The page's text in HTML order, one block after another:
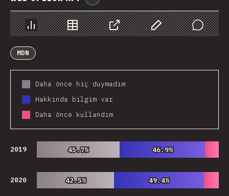
Chart Data Share Customize Data
Comments
MDN
Daha önce hiç duymadım
Hakkında bilgim var
Daha önce kullandım
2019 45.7%
45.7% 46.9%
46.9%
2020 42.5%
42.5% 49.4%
49.4%